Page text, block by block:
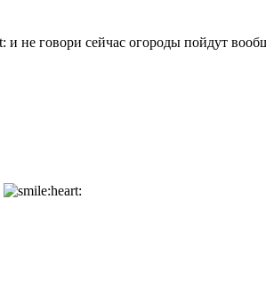
и не говори сейчас огороды пойдут